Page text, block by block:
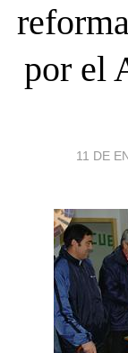
por el
11 DE